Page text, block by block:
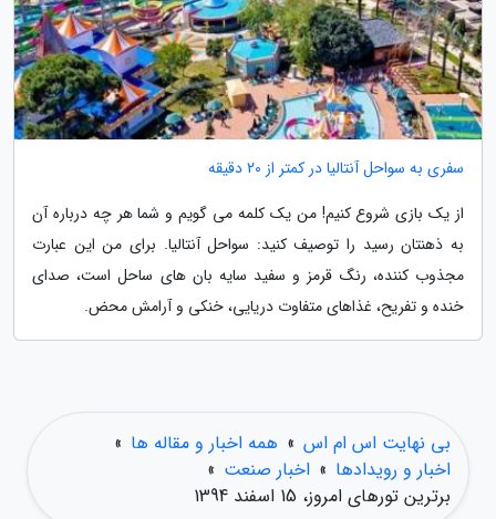
سفری به سواحل آنتالیا در کمتر از 20 دقیقه
از یک بازی شروع کنیم! من یک کلمه می گویم و شما هر چه درباره آن
به ذهنتان رسید را توصیف کنید: سواحل آنتالیا. برای من این عبارت
مجذوب کننده، رنگ قرمز و سفید سایه بان های ساحل است، صدای
خنده و تفریح، غذاهای متفاوت دریایی، خنکی و آرامش محض.
بی نهایت اس ام اس » همه اخبار و مقاله ها »
اخبار و رویدادها » اخبار صنعت »
برترین تورهای امروز، 15 اسفند 1394